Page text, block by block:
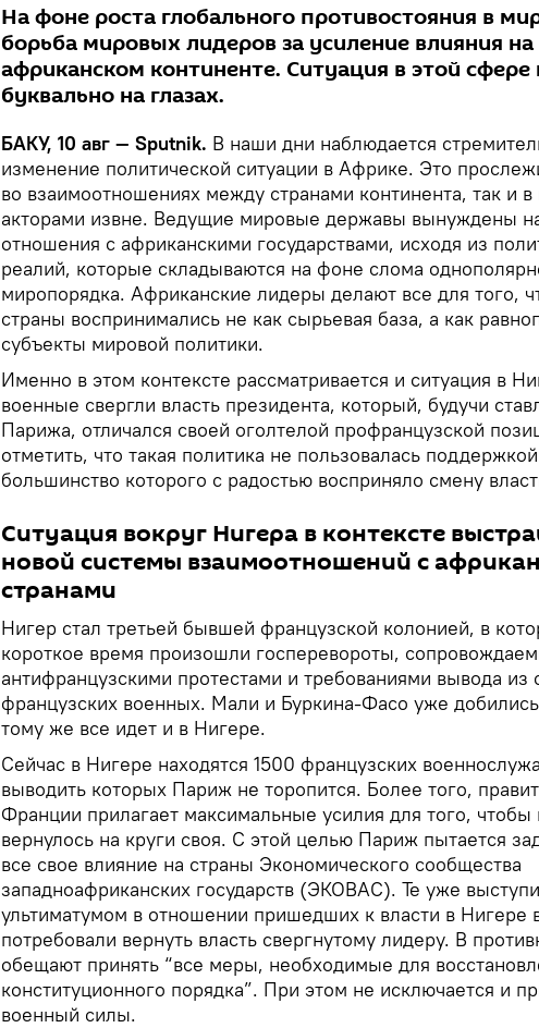
На фоне роста глобального противостояния в
борьба мировых лидеров за усиление влияния на
африканском континенте. Ситуация в этой сфере
буквально на глазах.
БАКУ, 10 авг — Sputnik. В наши дни наблюдается
изменение политической ситуации в Африке. Это
во взаимоотношениях между странами континента, так и в
акторами извне. Ведущие мировые державы вынуждены
отношения с африканскими государствами, исходя из
реалий, которые складываются на фоне слома
миропорядка. Африканские лидеры делают все для того,
страны воспринимались не как сырьевая база, а как
субъекты мировой политики.
Именно в этом контексте рассматривается и ситуация в
военные свергли власть президента, который, будучи
Парижа, отличался своей оголтелой профранцузской
отметить, что такая политика не пользовалась
большинство которого с радостью восприняло смену
Ситуация вокруг Нигера в контексте
новой системы взаимоотношений с
странами
Нигер стал третьей бывшей французской колонией, в
короткое время произошли госперевороты,
антифранцузскими протестами и требованиями вывода из
французских военных. Мали и Буркина-Фасо уже добились
тому же все идет и в Нигере.
Сейчас в Нигере находятся 1500 французских
выводить которых Париж не торопится. Более того,
Франции прилагает максимальные усилия для того, чтобы
вернулось на круги своя. С этой целью Париж пытается
все свое влияние на страны Экономического сообщества
западноафриканских государств (ЭКОВАС). Те уже
ультиматумом в отношении пришедших к власти в Нигере
потребовали вернуть власть свергнутому лидеру. В
обещают принять “все меры, необходимые для
конституционного порядка”. При этом не исключается и
военный силы.